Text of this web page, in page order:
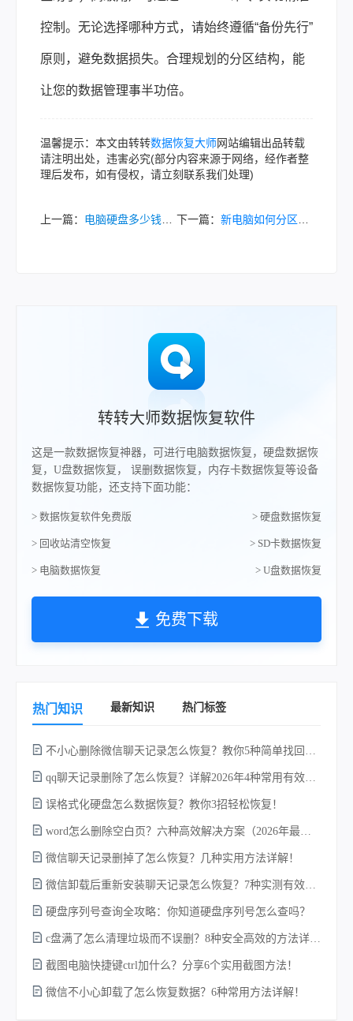
控制。无论选择哪种方式，请始终遵循“备份先行”
原则，避免数据损失。合理规划的分区结构，能
让您的数据管理事半功倍。
温馨提示：本文由转转数据恢复大师网站编辑出品转载
请注明出处，违害必究(部分内容来源于网络，经作者整
理后发布，如有侵权，请立刻联系我们处理)
上一篇： 电脑硬盘多少钱一个？全面价格分析与选购指南！ 下一篇： 新电脑如何分区硬盘？不同系统常见方法详解！
转转大师数据恢复软件
这是一款数据恢复神器，可进行电脑数据恢复，硬盘数据恢
复，U盘数据恢复， 误删数据恢复，内存卡数据恢复等设备
数据恢复功能，还支持下面功能：
> 数据恢复软件免费版 > 硬盘数据恢复
> 回收站清空恢复 > SD卡数据恢复
> 电脑数据恢复 > U盘数据恢复
免费下载
热门知识 最新知识 热门标签
误格式化硬盘怎么数据恢复？教你3招轻松恢复！
微信聊天记录删掉了怎么恢复？几种实用方法详解！
硬盘序列号查询全攻略：你知道硬盘序列号怎么查吗？
截图电脑快捷键ctrl加什么？分享6个实用截图方法！
微信不小心卸载了怎么恢复数据？6种常用方法详解！